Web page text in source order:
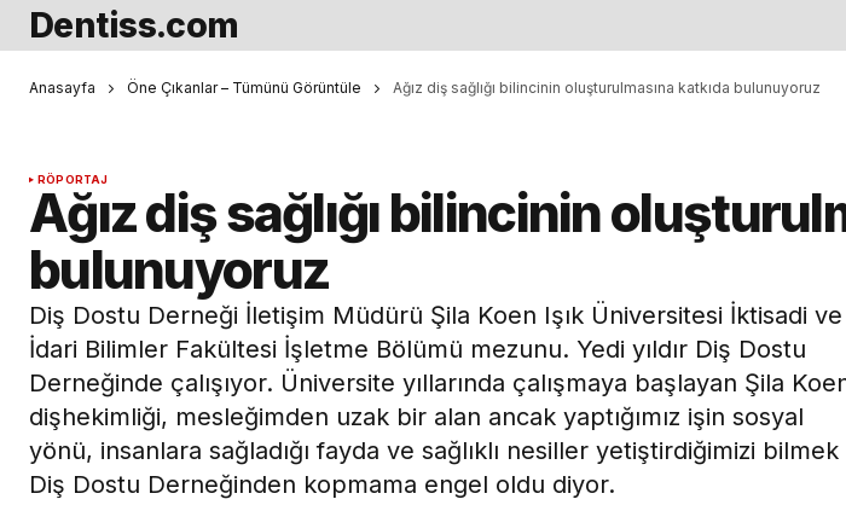
Dentiss.com
Anasayfa Öne Çıkanlar – Tümünü Görüntüle Ağız diş sağlığı bilincinin oluşturulmasına katkıda bulunuyoruz
RÖPORTAJ
Ağız diş sağlığı bilincinin
bulunuyoruz
Diş Dostu Derneği İletişim Müdürü Şila Koen Işık Üniversitesi İktisadi ve
İdari Bilimler Fakültesi İşletme Bölümü mezunu. Yedi yıldır Diş Dostu
Derneğinde çalışıyor. Üniversite yıllarında çalışmaya başlayan Şila
dişhekimliği, mesleğimden uzak bir alan ancak yaptığımız işin sosyal
yönü, insanlara sağladığı fayda ve sağlıklı nesiller yetiştirdiğimizi bilmek
Diş Dostu Derneğinden kopmama engel oldu diyor.